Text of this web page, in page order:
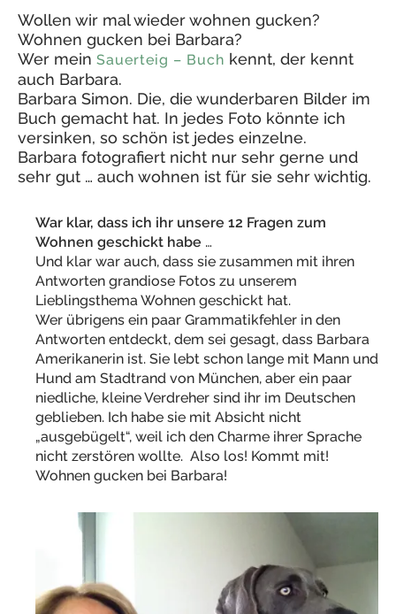
Wollen wir mal wieder wohnen gucken?
Wohnen gucken bei Barbara?
Wer mein Sauerteig – Buch kennt, der kennt
auch Barbara.
Barbara Simon. Die, die wunderbaren Bilder im
Buch gemacht hat. In jedes Foto könnte ich
versinken, so schön ist jedes einzelne.
Barbara fotografiert nicht nur sehr gerne und
sehr gut … auch wohnen ist für sie sehr wichtig.
War klar, dass ich ihr unsere 12 Fragen zum
Wohnen geschickt habe …
Und klar war auch, dass sie zusammen mit ihren
Antworten grandiose Fotos zu unserem
Lieblingsthema Wohnen geschickt hat.
Wer übrigens ein paar Grammatikfehler in den
Antworten entdeckt, dem sei gesagt, dass Barbara
Amerikanerin ist. Sie lebt schon lange mit Mann und
Hund am Stadtrand von München, aber ein paar
niedliche, kleine Verdreher sind ihr im Deutschen
geblieben. Ich habe sie mit Absicht nicht
„ausgebügelt“, weil ich den Charme ihrer Sprache
nicht zerstören wollte. Also los! Kommt mit!
Wohnen gucken bei Barbara!